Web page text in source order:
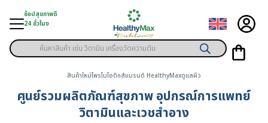
content
ช้อปสุขภาพดี
24 ชั่วโมง
มู่สินค้า
าพเฉพาะคุณ
Products
search
สินค้าใหม่โพรไบโอติกส์แบรนด์ HealthyMaxดูแลผิว
ศูนย์รวมผลิตภัณฑ์สุขภาพ อุปกรณ์การแพทย์
วิตามินและเวชสำอาง